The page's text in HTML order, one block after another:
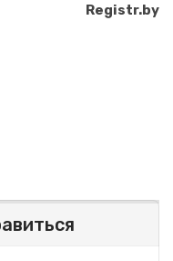
Registr.by